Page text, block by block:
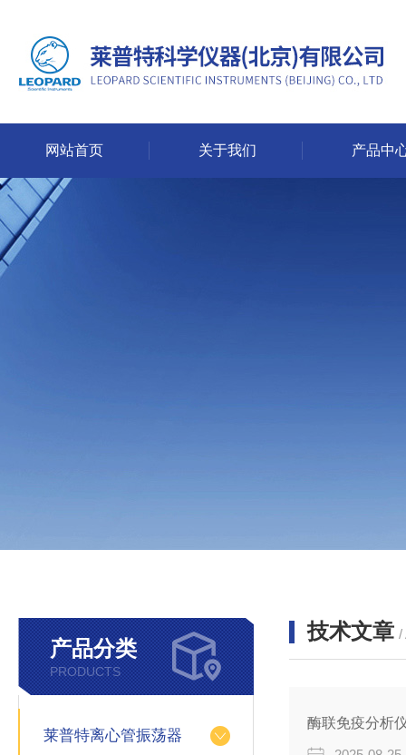
网站首页 关于我们 产品中
产品分类
PRODUCTS
莱普特离心管振荡器
技术文章 /
酶联免疫分析